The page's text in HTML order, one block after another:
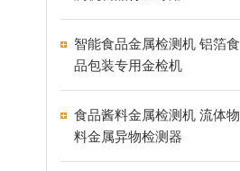
智能食品金属检测机 铝箔食
品包装专用金检机
食品酱料金属检测机 流体物
料金属异物检测器